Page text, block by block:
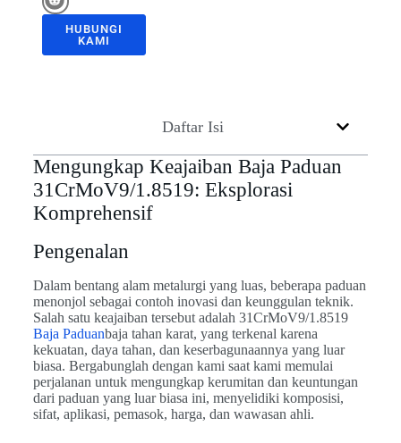
HUBUNGI
KAMI
Daftar Isi
Mengungkap Keajaiban Baja Paduan
31CrMoV9/1.8519: Eksplorasi
Komprehensif
Pengenalan
Dalam bentang alam metalurgi yang luas, beberapa paduan
menonjol sebagai contoh inovasi dan keunggulan teknik.
Salah satu keajaiban tersebut adalah 31CrMoV9/1.8519
Baja Paduanbaja tahan karat, yang terkenal karena
kekuatan, daya tahan, dan keserbagunaannya yang luar
biasa. Bergabunglah dengan kami saat kami memulai
perjalanan untuk mengungkap kerumitan dan keuntungan
dari paduan yang luar biasa ini, menyelidiki komposisi,
sifat, aplikasi, pemasok, harga, dan wawasan ahli.